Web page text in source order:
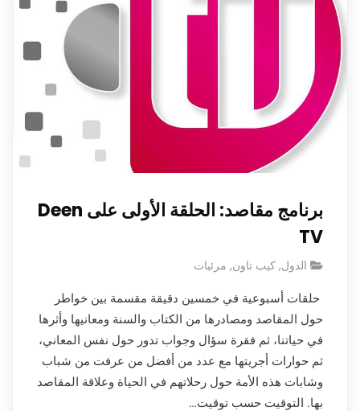
برنامج مقاصد: الحلقة الأولى على Deen
TV
الدول, كيب تاون, مرئيات
حلقات أسبوعية في خمسين دقيقة مقسمة بين خواطر
حول المقاصد ومصادرها من الكتاب والسنة ومعانيها وأثرها
في حياتنا، ثم فقرة سؤال وجواب تدور حول نفس المعاني،
ثم حوارات أجريتها مع عدد من أفضل من عرفت من شباب
وشابات هذه الأمة حول رحلاتهم في الحياة وعلاقة المقاصد
بها. التوقيت حسب توقيت…